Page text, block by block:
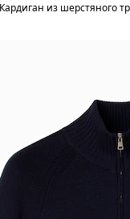
Кардиган из шерстяного